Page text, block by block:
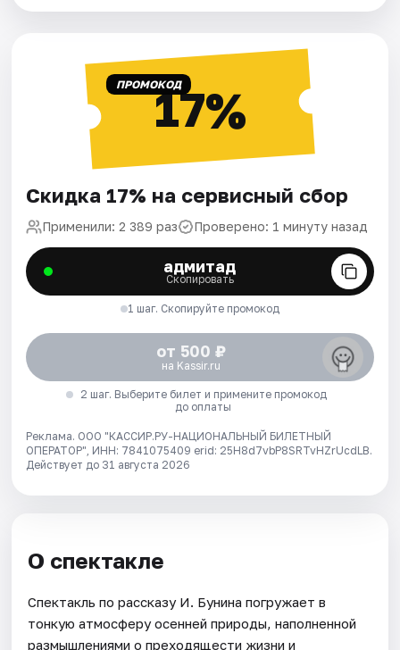
ПРОМОКОД17%
Скидка 17% на сервисный сбор
Применили: 2 389 раз Проверено: 1 минуту назад
адмитад
Скопировать
1 шаг. Скопируйте промокод
от 500 ₽
на Kassir.ru
2 шаг. Выберите билет и примените промокод
до оплаты
Реклама. ООО "КАССИР.РУ-НАЦИОНАЛЬНЫЙ БИЛЕТНЫЙ
ОПЕРАТОР", ИНН: 7841075409 erid: 25H8d7vbP8SRTvHZrUcdLB.
Действует до 31 августа 2026
О спектакле
Спектакль по рассказу И. Бунина погружает в
тонкую атмосферу осенней природы, наполненной
размышлениями о преходящести жизни и